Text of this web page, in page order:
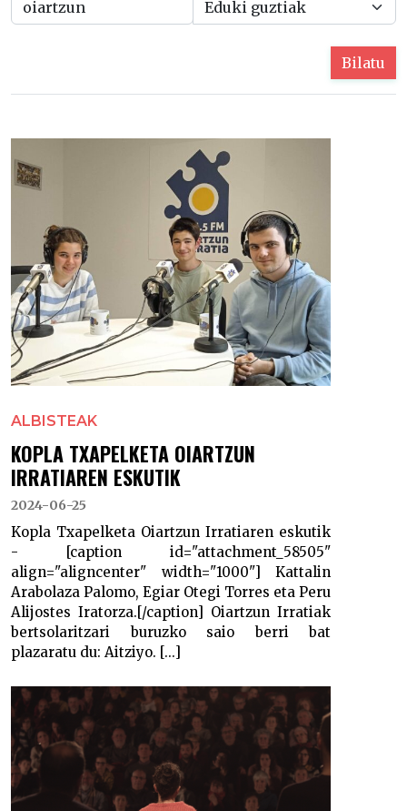
Bilatu
ALBISTEAK
KOPLA TXAPELKETA OIARTZUN
IRRATIAREN ESKUTIK
2024-06-25
Kopla Txapelketa Oiartzun Irratiaren eskutik
- [caption id="attachment_58505"
align="aligncenter" width="1000"] Kattalin
Arabolaza Palomo, Egiar Otegi Torres eta Peru
Alijostes Iratorza.[/caption] Oiartzun Irratiak
bertsolaritzari buruzko saio berri bat
plazaratu du: Aitziyo. [...]